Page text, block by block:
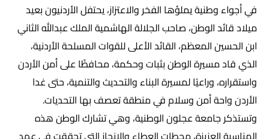
في أجواء وطنية يملؤها الفخر والاعتزاز، يحتفل الأردنيون بعيد
ميلاد قائد الوطن، صاحب الجلالة الهاشمية الملك عبدالله الثاني
ابن الحسين المعظم، القائد الأعلى للقوات المسلحة الأردنية،
الذي قاد مسيرة الوطن بثبات وحكمة، محافظًا على أمن الأردن
واستقراره، وراعيًا لمسيرة البناء والتحديث والتنمية، حتى غدا
الأردن واحة أمن وسلام في منطقة تعصف بها التحديات.
وتستذكر جامعة عجلون الوطنية، وهي تشارك الوطن هذه